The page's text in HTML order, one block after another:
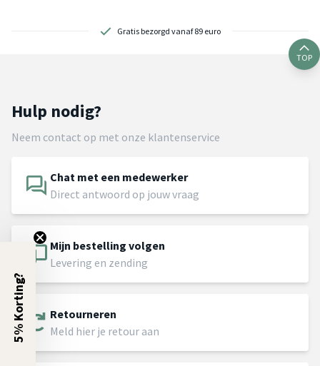
Gratis bezorgd vanaf 89 euro
TOP
Hulp nodig?
Neem contact op met onze klantenservice
Chat met een medewerker
Direct antwoord op jouw vraag
Mijn bestelling volgen
Levering en zending
Retourneren
Meld hier je retour aan
5% Korting?